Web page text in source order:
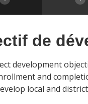
de
development
and
local and